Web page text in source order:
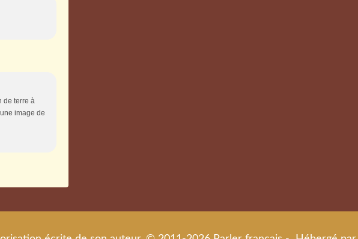
de terre à
image de